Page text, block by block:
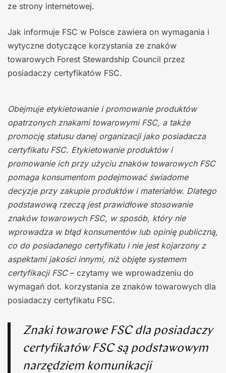
ze strony internetowej.
Jak informuje FSC w Polsce zawiera on wymagania i
wytyczne dotyczące korzystania ze znaków
towarowych Forest Stewardship Council przez
posiadaczy certyfikatów FSC.
Obejmuje etykietowanie i promowanie produktów
opatrzonych znakami towarowymi FSC, a także
promocję statusu danej organizacji jako posiadacza
certyfikatu FSC. Etykietowanie produktów i
promowanie ich przy użyciu znaków towarowych FSC
pomaga konsumentom podejmować świadome
decyzje przy zakupie produktów i materiałów. Dlatego
podstawową rzeczą jest prawidłowe stosowanie
znaków towarowych FSC, w sposób, który nie
wprowadza w błąd konsumentów lub opinię publiczną,
co do posiadanego certyfikatu i nie jest kojarzony z
aspektami jakości innymi, niż objęte systemem
certyfikacji FSC– czytamy we wprowadzeniu do
wymagań dot. korzystania ze znaków towarowych dla
posiadaczy certyfikatu FSC.
Znaki towarowe FSC dla posiadaczy
certyfikatów FSC są podstawowym
narzędziem komunikacji